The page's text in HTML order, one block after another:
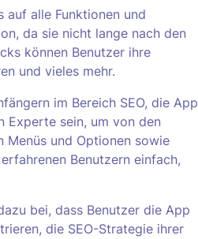
alle Funktionen und
da sie nicht lange nach den
können Benutzer ihre
und vieles mehr.
im Bereich SEO, die App
Experte sein, um von den
Menüs und Optionen sowie
Benutzern einfach,
bei, dass Benutzer die App
die SEO-Strategie ihrer